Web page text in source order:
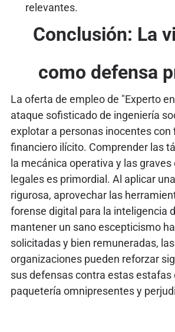
relevantes.
Conclusión: La
como defensa
La oferta de empleo de "Experto
ataque sofisticado de ingeniería
explotar a personas inocentes con
financiero ilícito. Comprender las
la mecánica operativa y las
legales es primordial. Al aplicar
rigurosa, aprovechar las
forense digital para la inteligencia
mantener un sano escepticismo
solicitadas y bien remuneradas,
organizaciones pueden reforzar
sus defensas contra estas estafas
paquetería omnipresentes y